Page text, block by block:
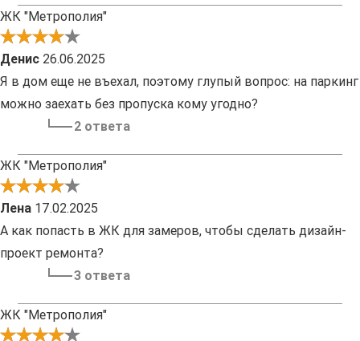
ЖК "Метрополия"
Денис 26.06.2025
Я в дом еще не въехал, поэтому глупый вопрос: на паркинг
можно заехать без пропуска кому угодно?
2 ответа
ЖК "Метрополия"
Лена 17.02.2025
А как попасть в ЖК для замеров, чтобы сделать дизайн-
проект ремонта?
3 ответа
ЖК "Метрополия"